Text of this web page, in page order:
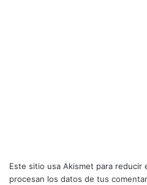
Este sitio usa Akismet para reducir
procesan los datos de tus